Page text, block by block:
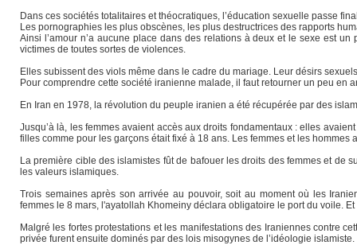
Dans ces sociétés totalitaires et théocratiques, l’éducation sexuelle passe
Les pornographies les plus obscènes, les plus destructrices des rapports
Ainsi l’amour n’a aucune place dans des relations à deux et le sexe est
victimes de toutes sortes de violences.
Elles subissent des viols même dans le cadre du mariage. Leur désirs
Pour comprendre cette société iranienne malade, il faut retourner un peu en
En Iran en 1978, la révolution du peuple iranien a été récupérée par des
Jusqu’à là, les femmes avaient accès aux droits fondamentaux : elles
filles comme pour les garçons était fixé à 18 ans. Les femmes et les
La première cible des islamistes fût de bafouer les droits des femmes et de
les valeurs islamiques.
Trois semaines après son arrivée au pouvoir, soit au moment où les
femmes le 8 mars, l'ayatollah Khomeiny déclara obligatoire le port du voile.
Malgré les fortes protestations et les manifestations des Iraniennes contre
privée furent ensuite dominés par des lois misogynes de l’idéologie islamiste.